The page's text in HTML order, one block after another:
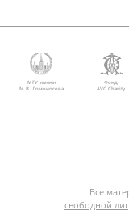
МГУ имени
М.В. Ломоносова
Фонд
AVC Charity
Все
свободной